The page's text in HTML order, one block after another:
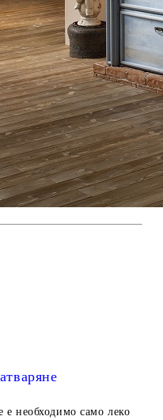
е необходимо само леко